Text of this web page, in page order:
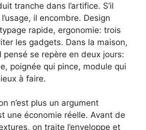
tranche dans l’artifice. S’il
l’usage, il encombre. Design
rapide, ergonomie: trois
les gadgets. Dans la maison,
pensé se repère en deux jours:
poignée qui pince, module qui
à faire.
n’est plus un argument
une économie réelle. Avant de
on traite l’enveloppe et